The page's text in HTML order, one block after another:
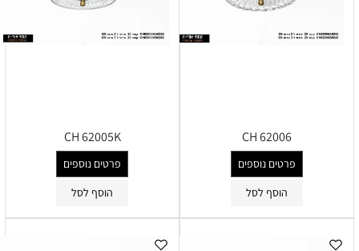
CH 62006
פרטים נוספים
הוסף לסל
CH 62005K
פרטים נוספים
הוסף לסל